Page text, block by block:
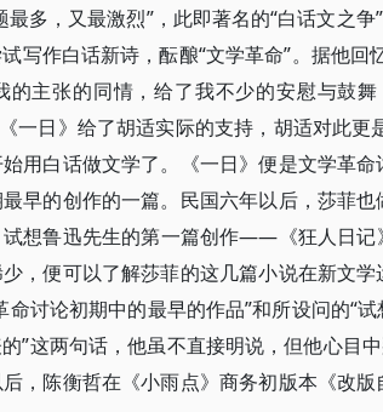
多，又最激烈”，此即著名的“白话文之
写作白话新诗，酝酿“文学革命”。据他回
的主张的同情，给了我不少的安慰与鼓
一日》给了胡适实际的支持，胡适对此
用白话做文学了。《一日》便是文学革
早的创作的一篇。民国六年以后，莎菲
试想鲁迅先生的第一篇创作——《狂人日
，便可以了解莎菲的这几篇小说在新文
命讨论初期中的最早的作品”和所设问的
这两句话，他虽不直接明说，但他心目
，陈衡哲在《小雨点》商务初版本《改版